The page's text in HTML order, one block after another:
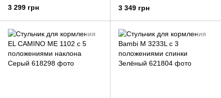
3 299 грн 3 349 грн